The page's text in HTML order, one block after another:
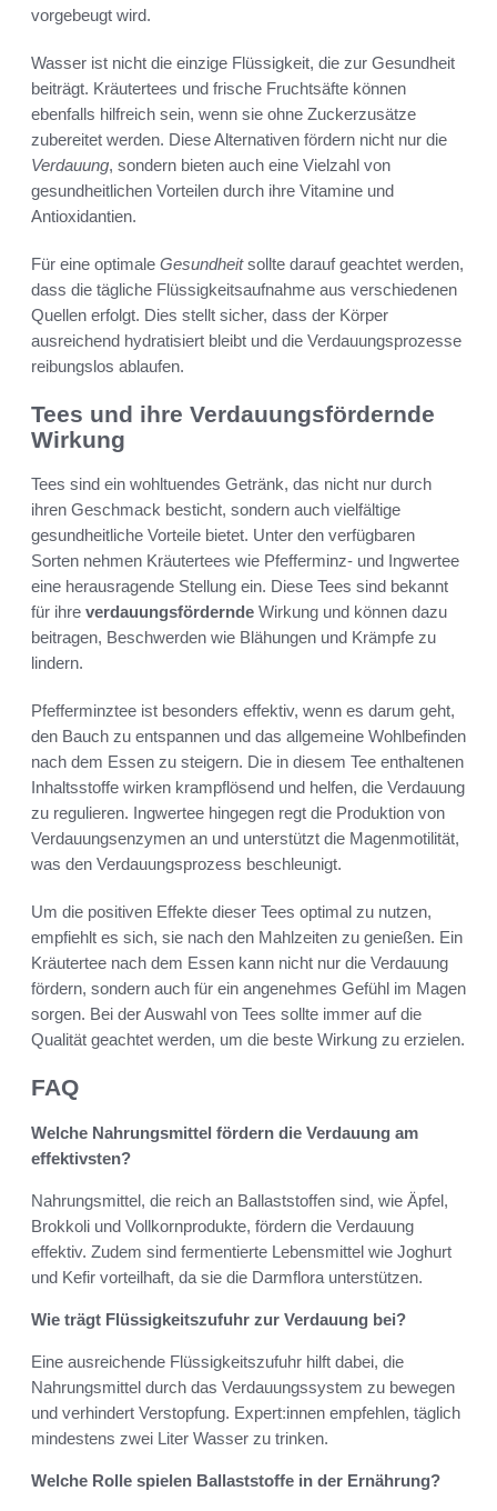
vorgebeugt wird.
Wasser ist nicht die einzige Flüssigkeit, die zur Gesundheit
beiträgt. Kräutertees und frische Fruchtsäfte können
ebenfalls hilfreich sein, wenn sie ohne Zuckerzusätze
zubereitet werden. Diese Alternativen fördern nicht nur die
Verdauung, sondern bieten auch eine Vielzahl von
gesundheitlichen Vorteilen durch ihre Vitamine und
Antioxidantien.
Für eine optimale Gesundheitsollte darauf geachtet werden,
dass die tägliche Flüssigkeitsaufnahme aus verschiedenen
Quellen erfolgt. Dies stellt sicher, dass der Körper
ausreichend hydratisiert bleibt und die Verdauungsprozesse
reibungslos ablaufen.
Tees und ihre Verdauungsfördernde
Wirkung
Tees sind ein wohltuendes Getränk, das nicht nur durch
ihren Geschmack besticht, sondern auch vielfältige
gesundheitliche Vorteile bietet. Unter den verfügbaren
Sorten nehmen Kräutertees wie Pfefferminz- und Ingwertee
eine herausragende Stellung ein. Diese Tees sind bekannt
für ihre verdauungsfördernde Wirkung und können dazu
beitragen, Beschwerden wie Blähungen und Krämpfe zu
lindern.
Pfefferminztee ist besonders effektiv, wenn es darum geht,
den Bauch zu entspannen und das allgemeine Wohlbefinden
nach dem Essen zu steigern. Die in diesem Tee enthaltenen
Inhaltsstoffe wirken krampflösend und helfen, die Verdauung
zu regulieren. Ingwertee hingegen regt die Produktion von
Verdauungsenzymen an und unterstützt die Magenmotilität,
was den Verdauungsprozess beschleunigt.
Um die positiven Effekte dieser Tees optimal zu nutzen,
empfiehlt es sich, sie nach den Mahlzeiten zu genießen. Ein
Kräutertee nach dem Essen kann nicht nur die Verdauung
fördern, sondern auch für ein angenehmes Gefühl im Magen
sorgen. Bei der Auswahl von Tees sollte immer auf die
Qualität geachtet werden, um die beste Wirkung zu erzielen.
FAQ
Welche Nahrungsmittel fördern die Verdauung am
effektivsten?
Nahrungsmittel, die reich an Ballaststoffen sind, wie Äpfel,
Brokkoli und Vollkornprodukte, fördern die Verdauung
effektiv. Zudem sind fermentierte Lebensmittel wie Joghurt
und Kefir vorteilhaft, da sie die Darmflora unterstützen.
Wie trägt Flüssigkeitszufuhr zur Verdauung bei?
Eine ausreichende Flüssigkeitszufuhr hilft dabei, die
Nahrungsmittel durch das Verdauungssystem zu bewegen
und verhindert Verstopfung. Expert:innen empfehlen, täglich
mindestens zwei Liter Wasser zu trinken.
Welche Rolle spielen Ballaststoffe in der Ernährung?